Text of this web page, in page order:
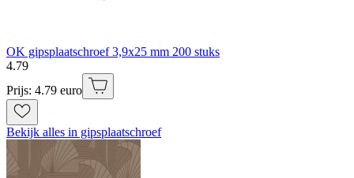
OK gipsplaatschroef 3,9x25 mm 200 stuks
4.79
Prijs: 4.79 euro
Bekijk alles in gipsplaatschroef